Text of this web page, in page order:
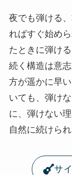
夜でも弾ける
ればすぐ始め
たときに弾け
続く構造は意
方が遥かに早
いても、弾け
に、弾けない
自然に続けられ
サ